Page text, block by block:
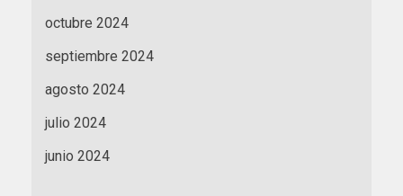
octubre 2024
septiembre 2024
agosto 2024
julio 2024
junio 2024